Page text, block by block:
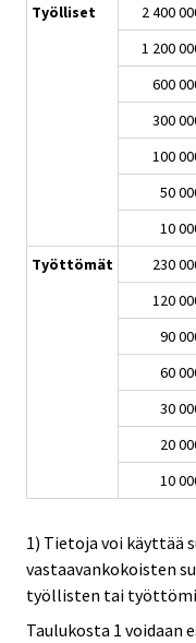
Työlliset
2 400
1 200
600
300
100
50
10
Työttömät
230
120
90
60
30
20
10
1) Tietoja voi käyttää
vastaavankokoisten
työllisten tai
Taulukosta 1 voidaan